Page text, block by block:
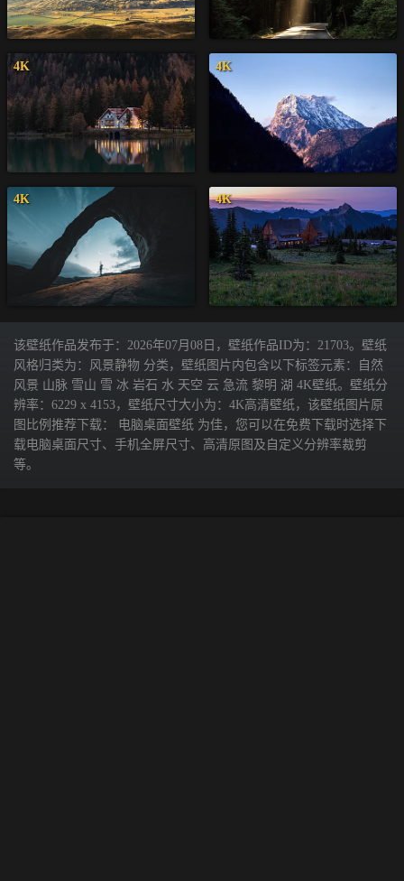
4K 4K
4K 4K
该壁纸作品发布于：2026年07月08日，壁纸作品ID为：21703。壁纸
风格归类为：风景静物 分类，壁纸图片内包含以下标签元素：自然
风景 山脉 雪山 雪 冰 岩石 水 天空 云 急流 黎明 湖 4K壁纸。壁纸分
辨率：6229 x 4153，壁纸尺寸大小为：4K高清壁纸，该壁纸图片原
图比例推荐下载： 电脑桌面壁纸 为佳，您可以在免费下载时选择下
载电脑桌面尺寸、手机全屏尺寸、高清原图及自定义分辨率裁剪
等。